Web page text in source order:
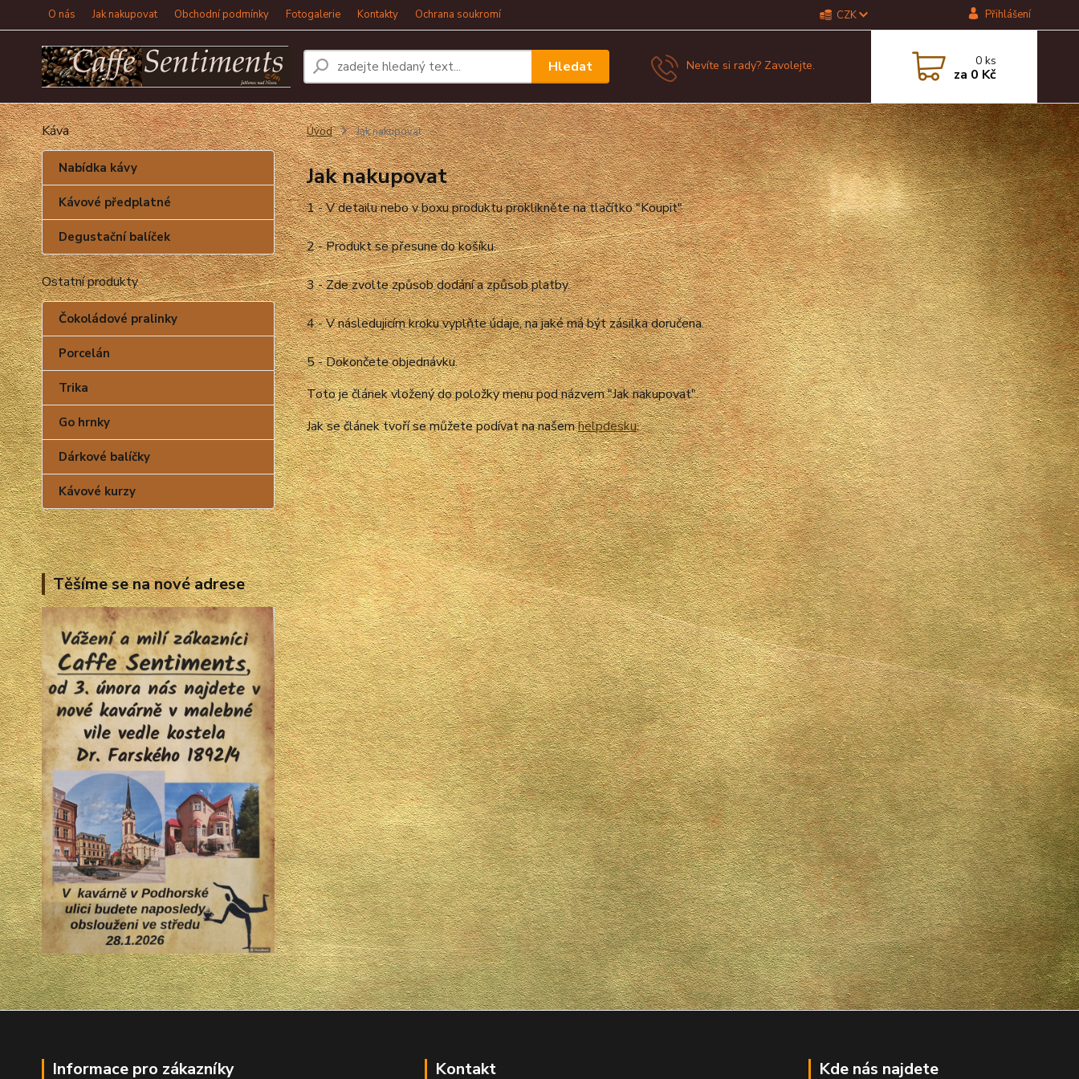
O nás Jak nakupovat Obchodní podmínky Fotogalerie Kontakty Ochrana soukromí CZK Přihlášení
Hledat Nevíte si rady? Zavolejte. 0ks
za 0 Kč
Káva
Nabídka kávy
Kávové předplatné
Degustační balíček
Ostatní produkty
Čokoládové pralinky
Porcelán
Trika
Go hrnky
Dárkové balíčky
Kávové kurzy
Těšíme se na nové adrese
Úvod Jak nakupovat
Jak nakupovat
1 - V detailu nebo v boxu produktu proklikněte na tlačítko "Koupit"
2 - Produkt se přesune do košíku.
3 - Zde zvolte způsob dodání a způsob platby.
4 - V následujicím kroku vyplňte údaje, na jaké má být zásilka doručena.
5 - Dokončete objednávku.
Toto je článek vložený do položky menu pod názvem "Jak nakupovat".
Jak se článek tvoří se můžete podívat na našemhelpdesku.
Informace pro zákazníky Kontakt Kde nás najdete